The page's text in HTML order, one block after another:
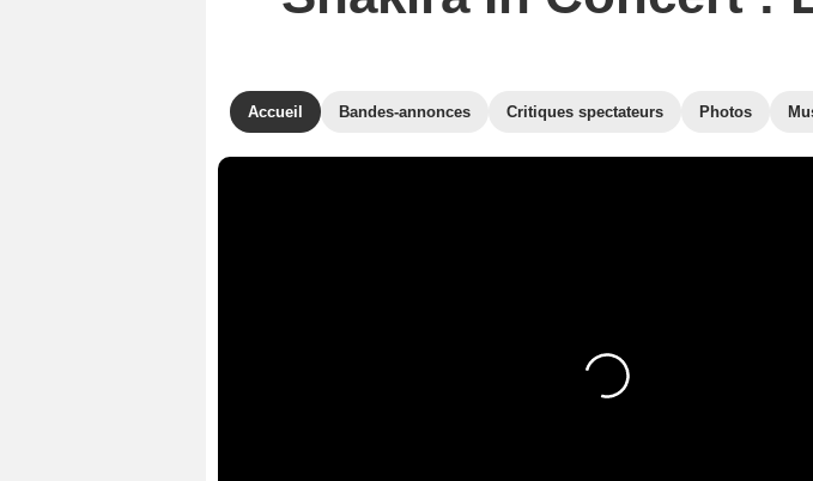
Accueil Bandes-annonces Critiques spectateurs Photos